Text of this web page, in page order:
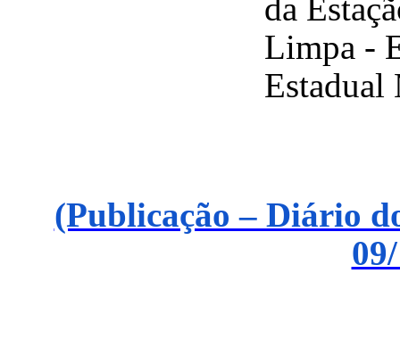
da
Limpa -
Estadual
(Publicação – Diário